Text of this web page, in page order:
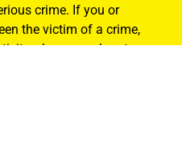
crime. If you or
the victim of a crime,
please reach out.